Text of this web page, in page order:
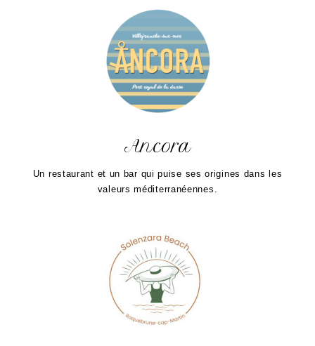
Ancora
Un restaurant et un bar qui puise ses origines dans les
valeurs méditerranéennes.